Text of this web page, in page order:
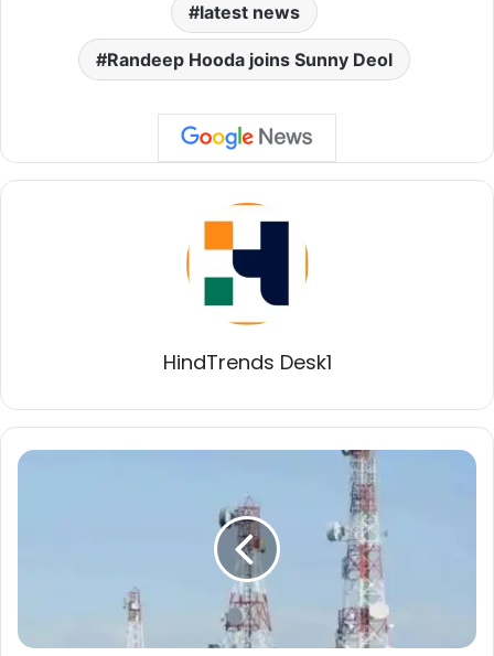
latest news
Randeep Hooda joins Sunny Deol
HindTrends Desk1
जियो
टेलीकॉम